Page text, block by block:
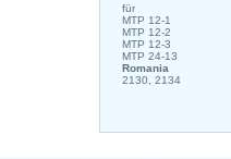
für
MTP 12-1
MTP 12-2
MTP 12-3
MTP 24-13
Romania
2130, 2134